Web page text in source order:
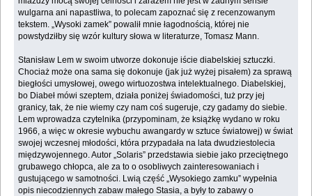
wulgarna ani napastliwa, to polecam zapoznać się z recenzowanym
tekstem. „Wysoki zamek” powalił mnie łagodnością, której nie
powstydziłby się wzór kultury słowa w literaturze, Tomasz Mann.
Stanisław Lem w swoim utworze dokonuje iście diabelskiej sztuczki.
Chociaż może ona sama się dokonuje (jak już wyżej pisałem) za sprawą
biegłości umysłowej, owego wirtuozostwa intelektualnego. Diabelskiej,
bo Diabeł mówi szeptem, działa poniżej świadomości, tuż przy jej
granicy, tak, że nie wiemy czy nam coś sugeruje, czy gadamy do siebie.
Lem wprowadza czytelnika (przypominam, że książkę wydano w roku
1966, a więc w okresie wybuchu awangardy w sztuce światowej) w świat
swojej wczesnej młodości, która przypadała na lata dwudziestolecia
międzywojennego. Autor „Solaris” przedstawia siebie jako przeciętnego
grubawego chłopca, ale za to o osobliwych zainteresowaniach i
gustującego w samotności. Lwią część „Wysokiego zamku” wypełnia
opis niecodziennych zabaw małego Stasia, a były to zabawy o